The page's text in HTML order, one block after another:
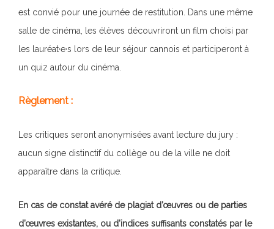
est convié pour une journée de restitution. Dans une même
salle de cinéma, les élèves découvriront un film choisi par
les lauréat·e·s lors de leur séjour cannois et participeront à
un quiz autour du cinéma.
Règlement :
Les critiques seront anonymisées avant lecture du jury :
aucun signe distinctif du collège ou de la ville ne doit
apparaître dans la critique.
En cas de constat avéré de plagiat d’œuvres ou de parties
d’œuvres existantes, ou d’indices suffisants constatés par le